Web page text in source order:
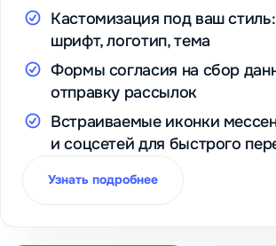
Кастомизация под ваш стиль:
шрифт, логотип, тема
Формы согласия на сбор
отправку рассылок
Встраиваемые иконки
и соцсетей для быстрого
Узнать подробнее